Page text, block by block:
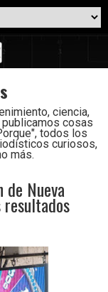
ciencia,
cosas
todos los
curiosos,
más.
Nueva